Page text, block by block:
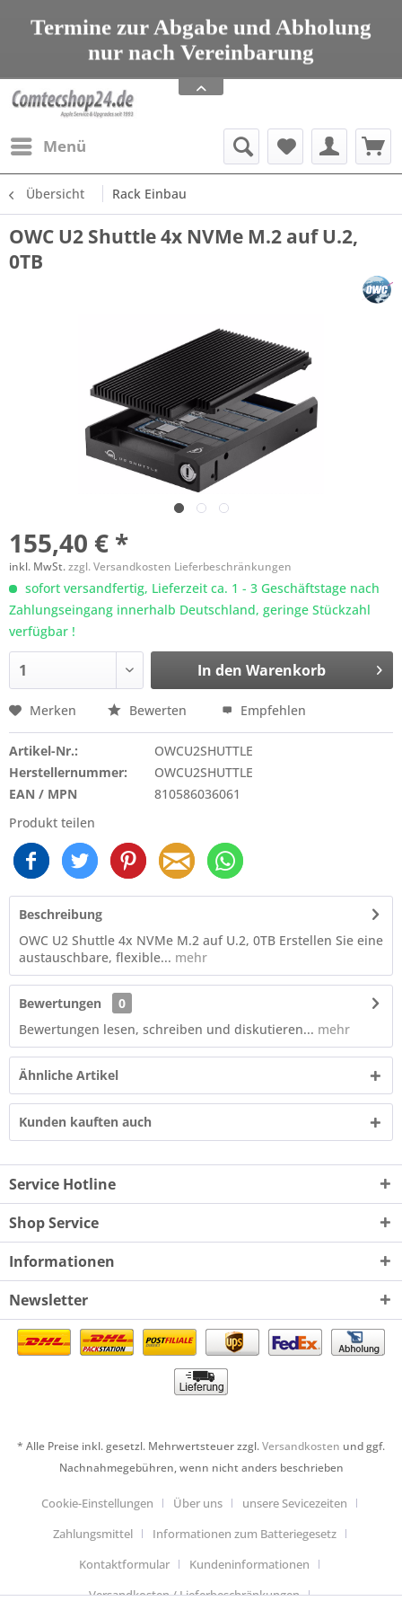
Termine zur Abgabe und Abholung
nur nach Vereinbarung
Apple Service, Upgrades und Zubehör
seit 1993 Tel: 08203 95 00 699
Menü
Übersicht Rack Einbau
OWC U2 Shuttle 4x NVMe M.2 auf U.2,
0TB
155,40 € *
inkl. MwSt.zzgl. Versandkosten Lieferbeschränkungen
sofort versandfertig, Lieferzeit ca. 1 - 3 Geschäftstage nach
Zahlungseingang innerhalb Deutschland, geringe Stückzahl
verfügbar !
In den Warenkorb
Merken Bewerten Empfehlen
Artikel-Nr.:
OWCU2SHUTTLE
Herstellernummer:
OWCU2SHUTTLE
EAN / MPN
810586036061
Produkt teilen
Beschreibung
OWC U2 Shuttle 4x NVMe M.2 auf U.2, 0TB Erstellen Sie eine
austauschbare, flexible... mehr
Bewertungen
0
Bewertungen lesen, schreiben und diskutieren... mehr
Ähnliche Artikel
Kunden kauften auch
Service Hotline
Shop Service
Informationen
Newsletter
* Alle Preise inkl. gesetzl. Mehrwertsteuer zzgl.Versandkosten und ggf.
Nachnahmegebühren, wenn nicht anders beschrieben
Cookie-Einstellungen Über uns
unsere Sevicezeiten
Zahlungsmittel
Informationen zum Batteriegesetz
Kontaktformular
Kundeninformationen
Versandkosten / Lieferbeschränkungen